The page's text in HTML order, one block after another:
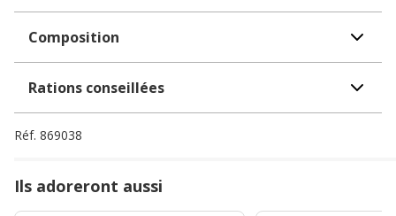
Composition
Rations conseillées
Réf. 869038
Ils adoreront aussi